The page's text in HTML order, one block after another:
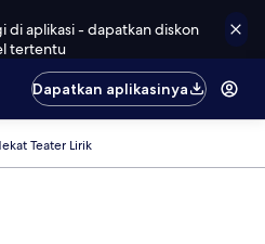
di aplikasi - dapatkan diskon
tertentu
Dapatkan aplikasinya
Teater Lirik